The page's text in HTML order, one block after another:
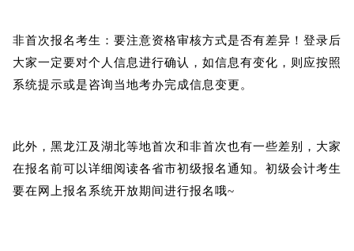
非首次报名考生：要注意资格审核方式是否有差异！登录后
大家一定要对个人信息进行确认，如信息有变化，则应按照
系统提示或是咨询当地考办完成信息变更。
此外，黑龙江及湖北等地首次和非首次也有一些差别，大家
在报名前可以详细阅读各省市初级报名通知。 初级会计考生
要在网上报名系统开放期间进行报名哦~